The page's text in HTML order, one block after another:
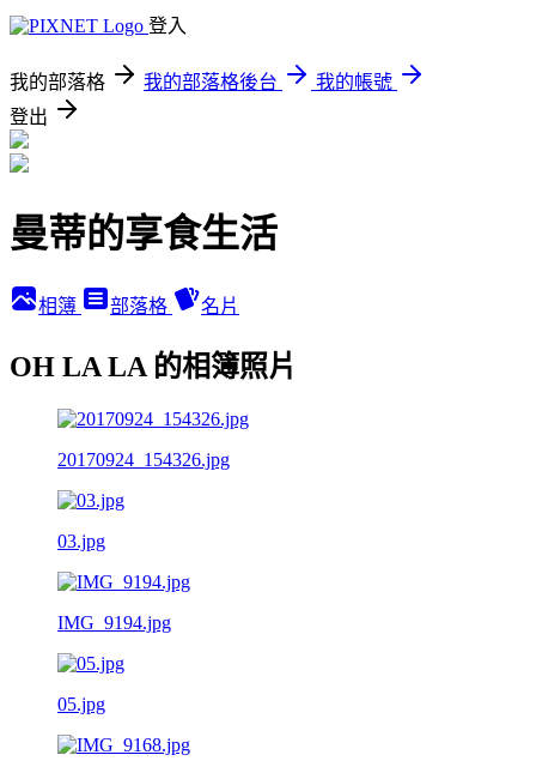
登入
我的部落格 我的部落格後台
我的帳號
登出
曼蒂的享食生活
相簿 部落格 名片
OH LA LA 的相簿照片
20170924_154326.jpg
03.jpg
IMG_9194.jpg
05.jpg